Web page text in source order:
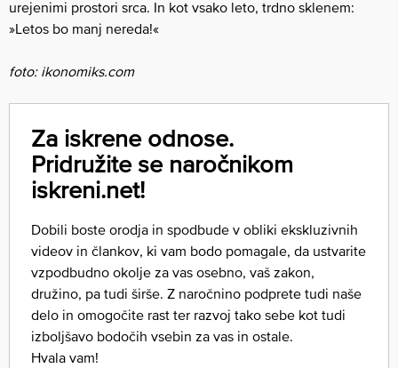
urejenimi prostori srca. In kot vsako leto, trdno sklenem:
»Letos bo manj nereda!«
foto: ikonomiks.com
Za iskrene odnose.
Pridružite se naročnikom
iskreni.net!
Dobili boste orodja in spodbude v obliki ekskluzivnih
videov in člankov, ki vam bodo pomagale, da ustvarite
vzpodbudno okolje za vas osebno, vaš zakon,
družino, pa tudi širše. Z naročnino podprete tudi naše
delo in omogočite rast ter razvoj tako sebe kot tudi
izboljšavo bodočih vsebin za vas in ostale.
Hvala vam!